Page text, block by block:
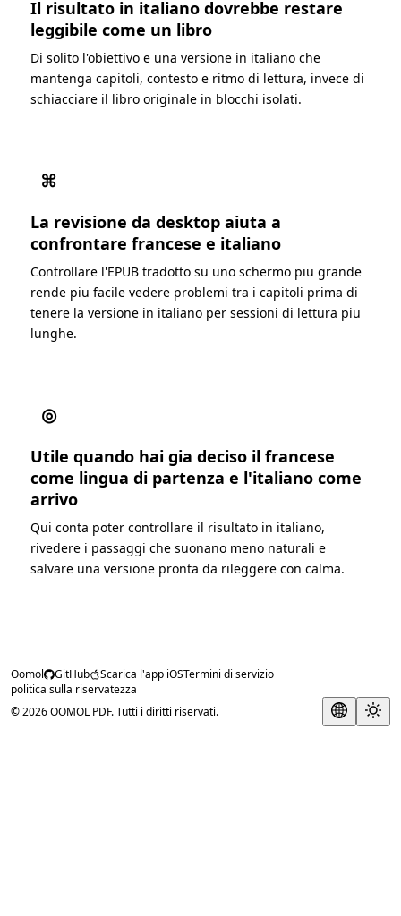
Il risultato in italiano dovrebbe restare
leggibile come un libro
Di solito l'obiettivo e una versione in italiano che
mantenga capitoli, contesto e ritmo di lettura, invece di
schiacciare il libro originale in blocchi isolati.
⌘
La revisione da desktop aiuta a
confrontare francese e italiano
Controllare l'EPUB tradotto su uno schermo piu grande
rende piu facile vedere problemi tra i capitoli prima di
tenere la versione in italiano per sessioni di lettura piu
lunghe.
◎
Utile quando hai gia deciso il francese
come lingua di partenza e l'italiano come
arrivo
Qui conta poter controllare il risultato in italiano,
rivedere i passaggi che suonano meno naturali e
salvare una versione pronta da rileggere con calma.
Oomol GitHub Scarica l'app iOSTermini di servizio
politica sulla riservatezza
© 2026 OOMOL PDF. Tutti i diritti riservati.